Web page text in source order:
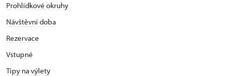
Prohlídkové okruhy
Návštěvní doba
Rezervace
Vstupné
Tipy na výlety